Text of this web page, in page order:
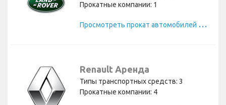
Прокатные компании: 1
П
росмотреть прокат автомобилей Land Rover
Renault Аренда
Типы транспортных средств: 3
Прокатные компании: 4